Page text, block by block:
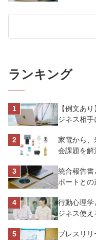
ランキング
【例文あり
ジネス相手
家電から、
会課題を解
統合報告書
ポートとの
行動心理学
ジネス使
プレスリ